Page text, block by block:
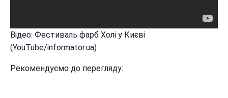
Відео: Фестиваль фарб Холі у Києві
(YouTube/informator.ua)
Рекомендуємо до перегляду: